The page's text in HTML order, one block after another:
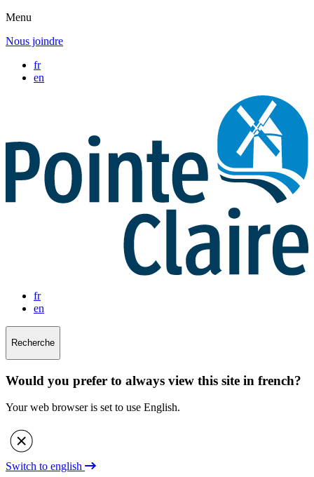
Menu
Nous joindre
fr
en
fr
en
Recherche
Would you prefer to always view this site in french?
Your web browser is set to use English.
Switch to english